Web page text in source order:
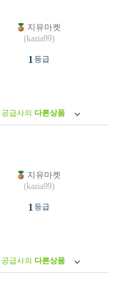
지유마켓
(kazia99)
1 등급
공급사의 다른상품
지유마켓
(kazia99)
1 등급
공급사의 다른상품